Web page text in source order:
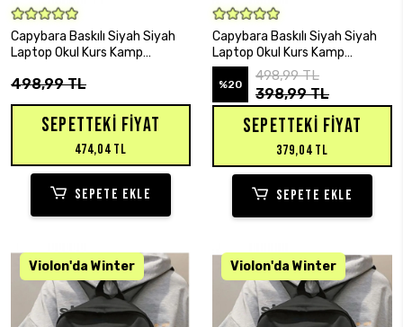
SEPETE EKLE
Capybara Baskılı Siyah Siyah
Laptop Okul Kurs Kamp
Sırt Çantası
498,99 TL
SEPETTEKI FIYAT
474,04 TL
SEPETE EKLE
SEPETE EKLE
Capybara Baskılı Siyah Siyah
Laptop Okul Kurs Kamp
Seyehat Gezi Günlük Kullanım
Sırt Çantası
%20
498,99 TL
398,99 TL
SEPETTEKI FIYAT
379,04 TL
SEPETE EKLE